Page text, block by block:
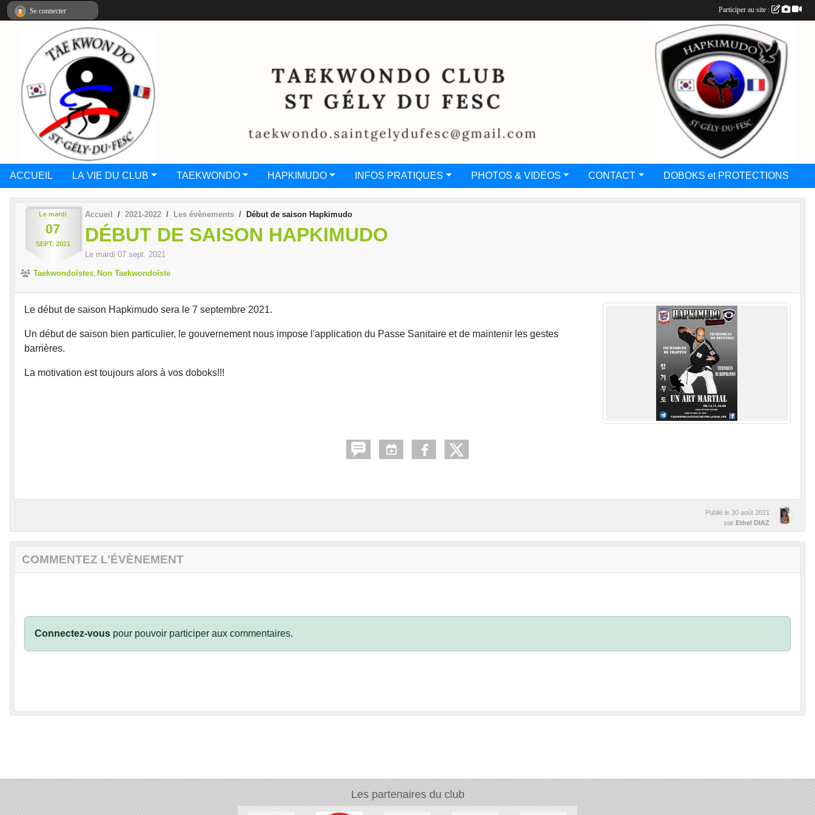
ACCUEIL LA VIE DU CLUB TAEKWONDO HAPKIMUDO INFOS PRATIQUES PHOTOS & VIDÉOS CONTACT DOBOKS et PROTECTIONS
Le mardi
07
SEPT. 2021
Accueil 2021-2022 Les évènements Début de saison Hapkimudo
DÉBUT DE SAISON HAPKIMUDO
Le mardi 07 sept. 2021
Taekwondoïstes Non Taekwondoïste
Le début de saison Hapkimudo sera le 7 septembre 2021.
Un début de saison bien particulier, le gouvernement nous impose l'application du Passe Sanitaire et de maintenir les gestes
barrières.
La motivation est toujours alors à vos doboks!!!
Publié le 30 août 2021
par Ethel DIAZ
COMMENTEZ L’ÉVÈNEMENT
Connectez-vous pour pouvoir participer aux commentaires.
Les partenaires du club
Se connecter Participer au site :
Panneau de gestion des cookies